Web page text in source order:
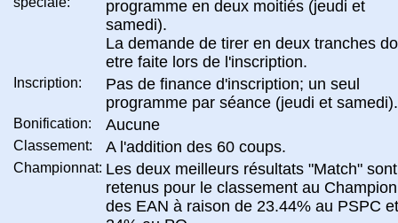
programme en deux moitiés (jeudi et
samedi).
La demande de tirer en deux tranches
etre faite lors de l'inscription.
Inscription:
Pas de finance d'inscription; un seul
programme par séance (jeudi et samedi).
Bonification: Aucune
Classement: A l'addition des 60 coups.
Championnat: Les deux meilleurs résultats "Match" sont
retenus pour le classement au
des EAN à raison de 23.44% au PSPC et